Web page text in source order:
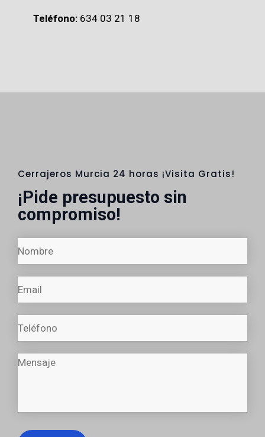
Teléfono: 634 03 21 18
Cerrajeros Murcia 24 horas ¡Visita Gratis!
¡Pide presupuesto sin
compromiso!